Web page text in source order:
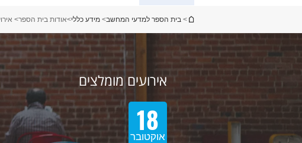
הינך נמצא כאן
> בית הספר למדעי המחשב> מידע כללי>אודות בית הספר>
אירועים מומלצים
18
אוקטובר
אירועים מומלצים
06
אוגוסט